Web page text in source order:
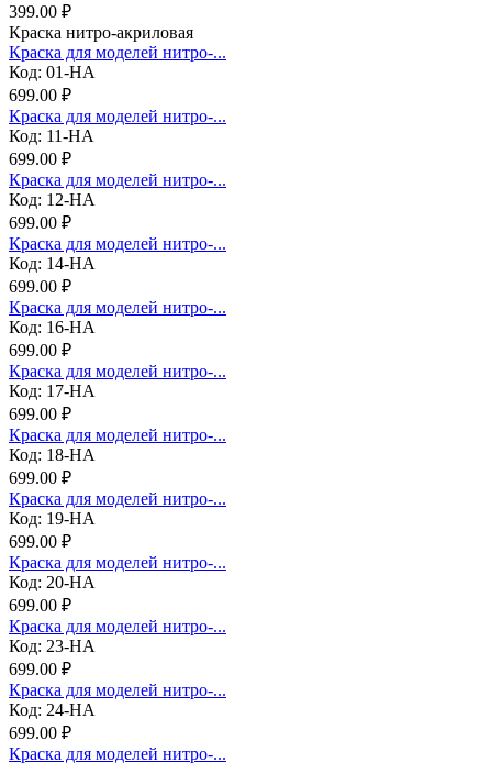
399.00 ₽
Краска нитро-акриловая
Краска для моделей нитро-...
Код: 01-НА
699.00 ₽
Краска для моделей нитро-...
Код: 11-НА
699.00 ₽
Краска для моделей нитро-...
Код: 12-НА
699.00 ₽
Краска для моделей нитро-...
Код: 14-НА
699.00 ₽
Краска для моделей нитро-...
Код: 16-НА
699.00 ₽
Краска для моделей нитро-...
Код: 17-НА
699.00 ₽
Краска для моделей нитро-...
Код: 18-НА
699.00 ₽
Краска для моделей нитро-...
Код: 19-НА
699.00 ₽
Краска для моделей нитро-...
Код: 20-НА
699.00 ₽
Краска для моделей нитро-...
Код: 23-НА
699.00 ₽
Краска для моделей нитро-...
Код: 24-НА
699.00 ₽
Краска для моделей нитро-...